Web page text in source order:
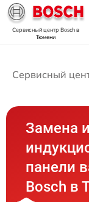
Сервисный центр Boschв
Тюмени
Сервисный
Замена
панели
Bosch в